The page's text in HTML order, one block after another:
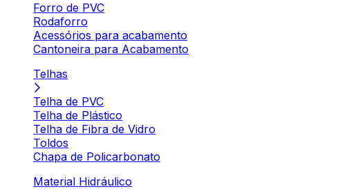
Forro de PVC
Rodaforro
Acessórios para acabamento
Cantoneira para Acabamento
Telhas
Telha de PVC
Telha de Plástico
Telha de Fibra de Vidro
Toldos
Chapa de Policarbonato
Material Hidráulico